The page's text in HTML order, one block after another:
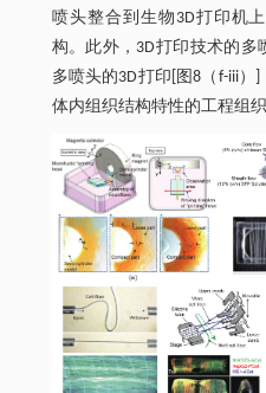
喷头整合到生物3D打印机
构。此外，3D打印技术的
多喷头的3D打印[图8（f-iii）
体内组织结构特性的工程组织